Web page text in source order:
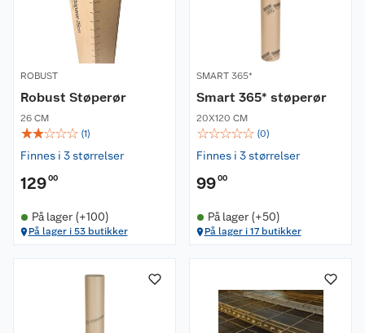
ROBUST
Robust Støperør
26 CM
☆☆☆☆☆ (1)
Finnes i 3 størrelser
12900
På lager (+100)
På lager i 53 butikker
SMART 365*
Smart 365* støperør
20X120 CM
☆☆☆☆☆ (0)
Finnes i 3 størrelser
9900
På lager (+50)
På lager i 17 butikker